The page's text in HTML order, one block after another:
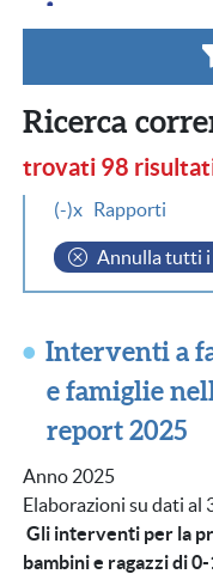
Ricerca
trovati 98
(-) Rapporti
Annulla tutti
Interventi a
e famiglie
report 2025
Anno 2025
Elaborazioni su dati al
Gli interventi per la
bambini e ragazzi di